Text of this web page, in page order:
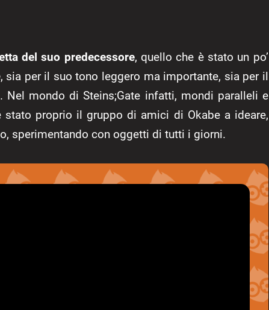
del suo predecessore, quello che è stato un po’
sia per il suo tono leggero ma importante, sia per il
mondo di Steins;Gate infatti, mondi paralleli e
stato proprio il gruppo di amici di Okabe a ideare,
sperimentando con oggetti di tutti i giorni.